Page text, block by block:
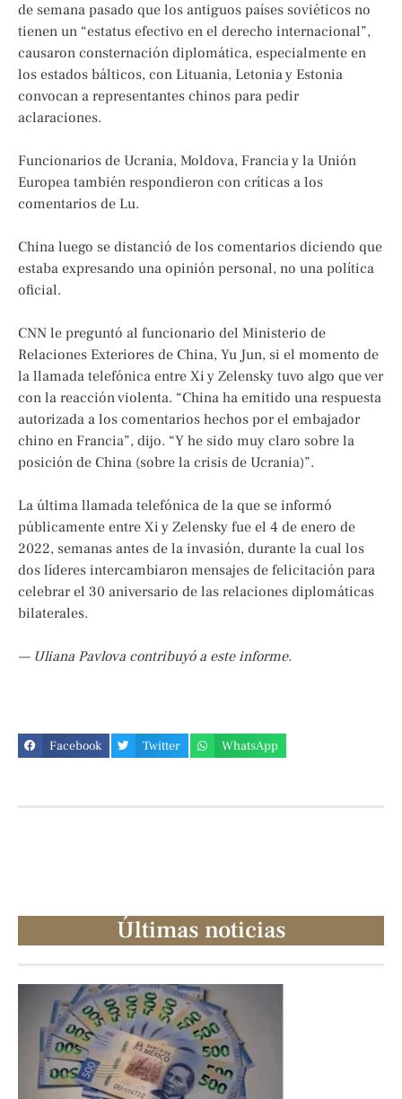
de semana pasado que los antiguos países soviéticos no
tienen un “estatus efectivo en el derecho internacional”,
causaron consternación diplomática, especialmente en
los estados bálticos, con Lituania, Letonia y Estonia
convocan a representantes chinos para pedir
aclaraciones.
Funcionarios de Ucrania, Moldova, Francia y la Unión
Europea también respondieron con críticas a los
comentarios de Lu.
China luego se distanció de los comentarios diciendo que
estaba expresando una opinión personal, no una política
oficial.
CNN le preguntó al funcionario del Ministerio de
Relaciones Exteriores de China, Yu Jun, si el momento de
la llamada telefónica entre Xi y Zelensky tuvo algo que ver
con la reacción violenta. “China ha emitido una respuesta
autorizada a los comentarios hechos por el embajador
chino en Francia”, dijo. “Y he sido muy claro sobre la
posición de China (sobre la crisis de Ucrania)”.
La última llamada telefónica de la que se informó
públicamente entre Xi y Zelensky fue el 4 de enero de
2022, semanas antes de la invasión, durante la cual los
dos líderes intercambiaron mensajes de felicitación para
celebrar el 30 aniversario de las relaciones diplomáticas
bilaterales.
— Uliana Pavlova contribuyó a este informe.
Facebook Twitter WhatsApp
Últimas noticias